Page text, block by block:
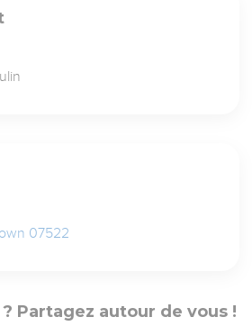
07522
Partagez autour de vous !